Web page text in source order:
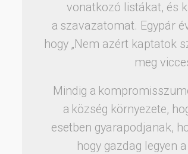
vonatkozó listákat, és
a szavazatomat. Egypár
hogy „Nem azért kaptatok
meg
Mindig a
a község környezete,
esetben gyarapodjanak,
hogy gazdag legyen